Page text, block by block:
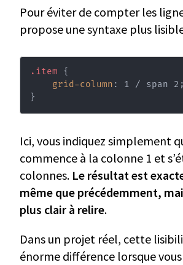
Pour éviter de compter les
propose une syntaxe plus
.item
{
grid-column : 1 / span 2 ;
}
Ici, vous indiquez simplement
commence à la colonne 1 et
colonnes. Le résultat est
même que précédemment,
plus clair à relire.
Dans un projet réel, cette
énorme différence lorsque